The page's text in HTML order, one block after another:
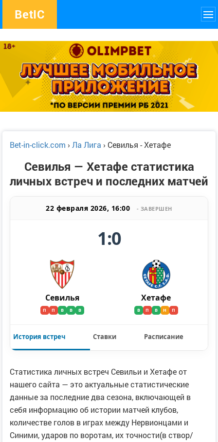
BetIC
Bet-in-click.com › Ла Лига › Севилья - Хетафе
Севилья — Хетафе статистика
личных встреч и последних матчей
22 февраля 2026, 16:00 - ЗАВЕРШЕН
Севилья
П П В В В
1:0
Хетафе
В П В Н П
История встреч Ставки Расписание
Статистика личных встреч Севильи и Хетафе от
нашего сайта — это актуальные статистические
данные за последние два сезона, включающей в
себя информацию об истории матчей клубов,
количестве голов в играх между Нервионцами и
Синими, ударов по воротам, их точности(в створ/